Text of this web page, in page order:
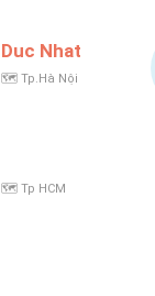
Nhat
🗺️ Tp.Hà Nội
🗺️ Tp HCM